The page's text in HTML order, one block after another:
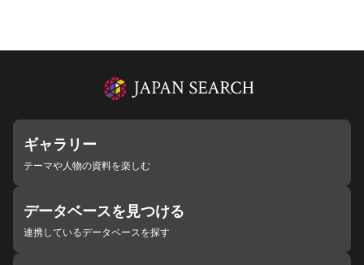
ギャラリー
テーマや人物の資料を楽しむ
データベースを見つける
連携しているデータベースを探す